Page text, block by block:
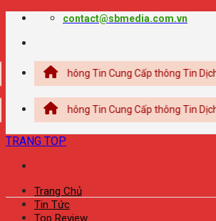
Chuyển
contact@sbmedia.com.vn
Thông Tin Cung Cấp thông Tin Dịch Vụ Uy Tín
Thông Tin Cung Cấp thông Tin Dịch Vụ Uy Tín
TRANG TOP
Trang Chủ
Tin Tức
Top Review